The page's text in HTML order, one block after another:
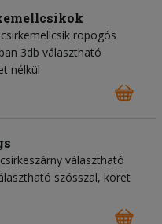
ropogós
3db választható
nélkül
választható
szósszal, köret